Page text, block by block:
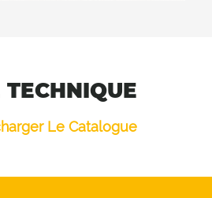
TECHNIQUE
Le Catalogue